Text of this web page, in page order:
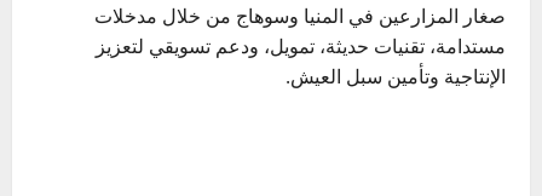
صغار المزارعين في المنيا وسوهاج من خلال مدخلات
مستدامة، تقنيات حديثة، تمويل، ودعم تسويقي لتعزيز
الإنتاجية وتأمين سبل العيش.